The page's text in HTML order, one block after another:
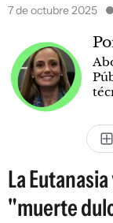
7 de octubre 2025
La
"muerte